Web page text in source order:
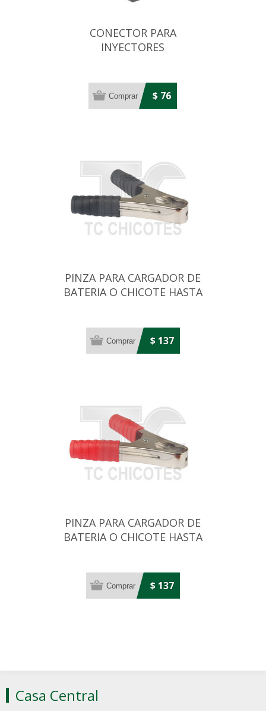
CONECTOR PARA
INYECTORES
$ 76
PINZA PARA CARGADOR DE
BATERIA O CHICOTE HASTA
$ 137
PINZA PARA CARGADOR DE
BATERIA O CHICOTE HASTA
$ 137
Casa Central